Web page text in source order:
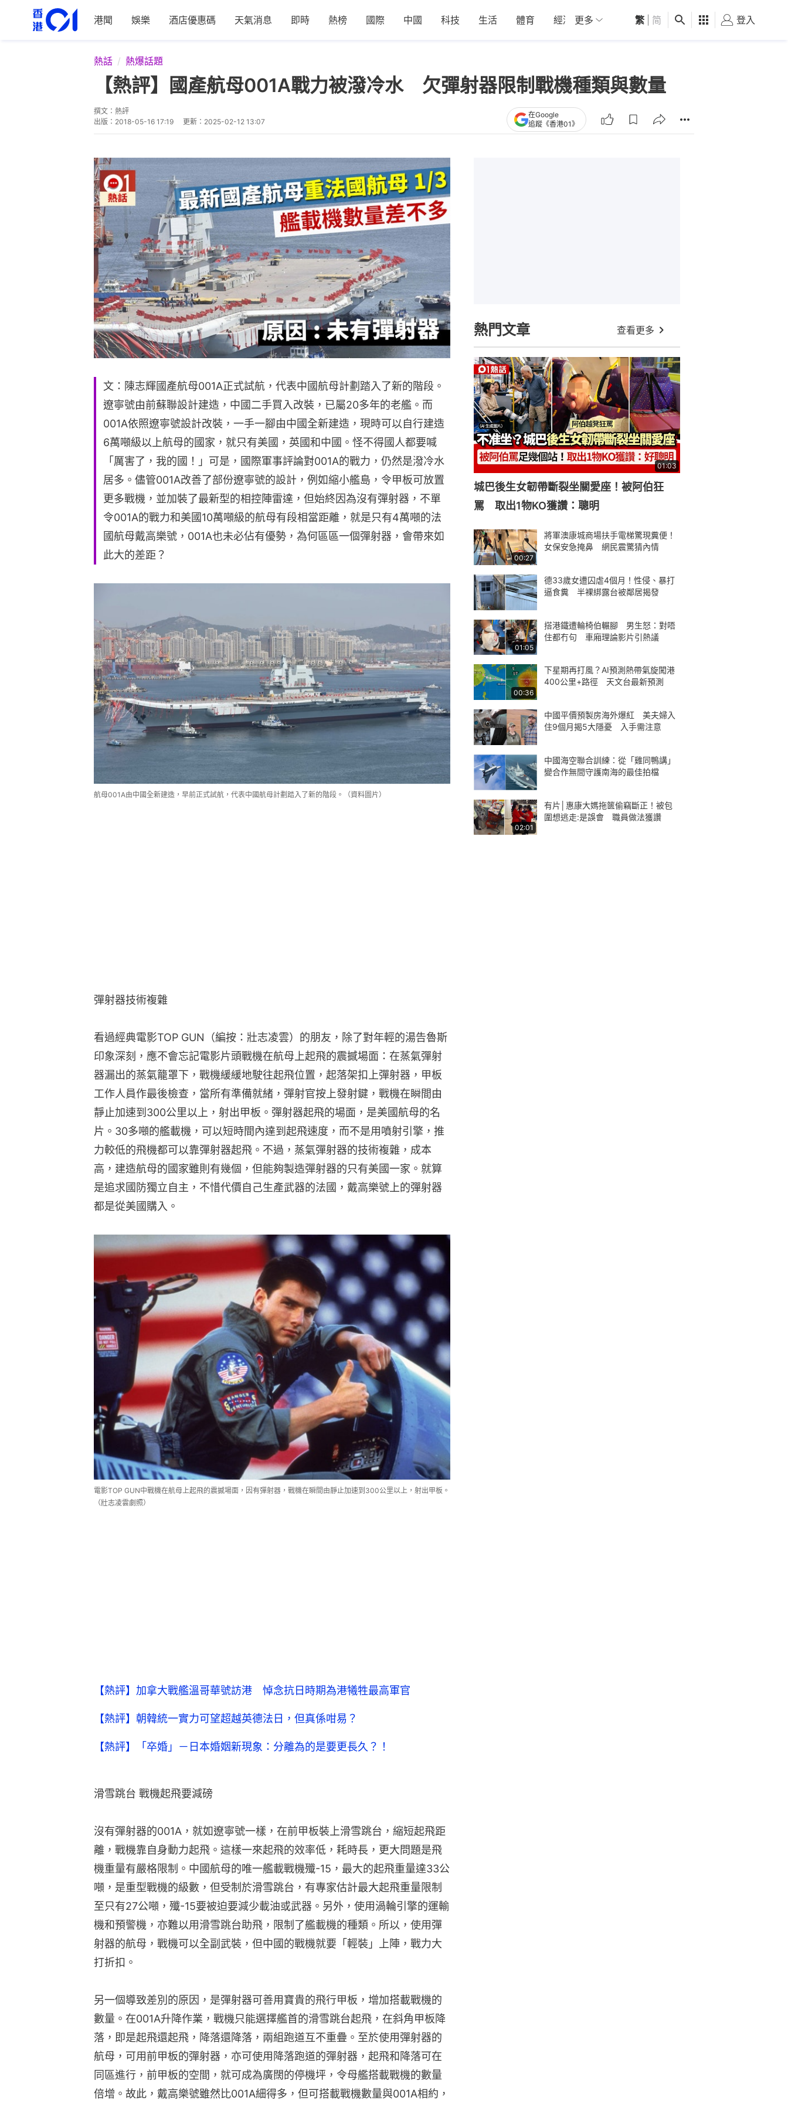
港聞 娛樂 酒店優惠碼 天氣消息 即時 熱榜 國際 中國 科技 生活 體育 經濟 01深圳 觀點 健康 好食玩飛
更多 繁 简 登入
熱話 熱爆話題
【熱評】國產航母001A戰力被潑冷水 欠彈射器限制戰機種類與數量
撰文： 熱評
出版： 2018-05-16 17:19 更新： 2025-02-12 13:07
在Google
追蹤《香港01》
文：陳志輝國產航母001A正式試航，代表中國航母計劃踏入了新的階段。
遼寧號由前蘇聯設計建造，中國二手買入改裝，已屬20多年的老艦。而
001A依照遼寧號設計改裝，一手一腳由中國全新建造，現時可以自行建造
6萬噸級以上航母的國家，就只有美國，英國和中國。怪不得國人都要喊
「厲害了，我的國！」可是，國際軍事評論對001A的戰力，仍然是潑冷水
居多。儘管001A改善了部份遼寧號的設計，例如縮小艦島，令甲板可放置
更多戰機，並加裝了最新型的相控陣雷達，但始終因為沒有彈射器，不單
令001A的戰力和美國10萬噸級的航母有段相當距離，就是只有4萬噸的法
國航母戴高樂號，001A也未必佔有優勢，為何區區一個彈射器，會帶來如
此大的差距？
航母001A由中國全新建造，早前正式試航，代表中國航母計劃踏入了新的階段。（資料圖片）
彈射器技術複雜
看過經典電影TOP GUN（編按：壯志凌雲）的朋友，除了對年輕的湯告魯斯
印象深刻，應不會忘記電影片頭戰機在航母上起飛的震撼場面：在蒸氣彈射
器漏出的蒸氣籠罩下，戰機緩緩地駛往起飛位置，起落架扣上彈射器，甲板
工作人員作最後檢查，當所有準備就緒，彈射官按上發射鍵，戰機在瞬間由
靜止加速到300公里以上，射出甲板。彈射器起飛的場面，是美國航母的名
片。30多噸的艦載機，可以短時間內達到起飛速度，而不是用噴射引擎，推
力較低的飛機都可以靠彈射器起飛。不過，蒸氣彈射器的技術複雜，成本
高，建造航母的國家雖則有幾個，但能夠製造彈射器的只有美國一家。就算
是追求國防獨立自主，不惜代價自己生產武器的法國，戴高樂號上的彈射器
都是從美國購入。
電影TOP GUN中戰機在航母上起飛的震撼場面，因有彈射器，戰機在瞬間由靜止加速到300公里以上，射出甲板。
（壯志凌雲劇照）
【熱評】加拿大戰艦溫哥華號訪港 悼念抗日時期為港犧牲最高軍官
【熱評】朝韓統一實力可望超越英德法日，但真係咁易？
【熱評】「卒婚」－日本婚姻新現象：分離為的是要更長久？！
滑雪跳台 戰機起飛要減磅
沒有彈射器的001A，就如遼寧號一樣，在前甲板裝上滑雪跳台，縮短起飛距
離，戰機靠自身動力起飛。這樣一來起飛的效率低，耗時長，更大問題是飛
機重量有嚴格限制。中國航母的唯一艦載戰機殲-15，最大的起飛重量達33公
噸，是重型戰機的級數，但受制於滑雪跳台，有專家估計最大起飛重量限制
至只有27公噸，殲-15要被迫要減少載油或武器。另外，使用渦輪引擎的運輸
機和預警機，亦難以用滑雪跳台助飛，限制了艦載機的種類。所以，使用彈
射器的航母，戰機可以全副武裝，但中國的戰機就要「輕裝」上陣，戰力大
打折扣。
另一個導致差別的原因，是彈射器可善用寶貴的飛行甲板，增加搭載戰機的
數量。在001A升降作業，戰機只能選擇艦首的滑雪跳台起飛，在斜角甲板降
落，即是起飛還起飛，降落還降落，兩組跑道互不重疊。至於使用彈射器的
航母，可用前甲板的彈射器，亦可使用降落跑道的彈射器，起飛和降落可在
同區進行，前甲板的空間，就可成為廣闊的停機坪，令母艦搭載戰機的數量
倍增。故此，戴高樂號雖然比001A細得多，但可搭載戰機數量與001A相約，
熱門文章 查看更多
01:03
城巴後生女韌帶斷裂坐關愛座！被阿伯狂
罵 取出1物KO獲讚：聰明
00:27
將軍澳康城商場扶手電梯驚現糞便！
女保安急掩鼻 網民震驚猜內情
德33歲女遭囚虐4個月！性侵、暴打
逼食糞 半裸綁露台被鄰居揭發
01:05
搭港鐵遭輪椅伯輾腳 男生怒：對唔
住都冇句 車廂理論影片引熱議
00:36
下星期再打風？AI預測熱帶氣旋闖港
400公里+路徑 天文台最新預測
中國平價預製房海外爆紅 美夫婦入
住9個月揭5大隱憂 入手需注意
中國海空聯合訓練：從「雞同鴨講」
變合作無間守護南海的最佳拍檔
02:01
有片│惠康大媽拖篋偷竊斷正！被包
圍想逃走:是誤會 職員做法獲讚